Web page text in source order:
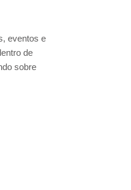
eventos e
de
sobre